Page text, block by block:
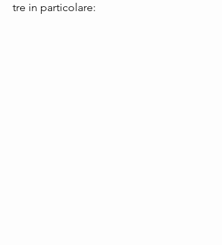
tre in particolare: